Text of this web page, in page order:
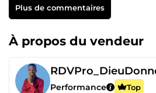
Plus de commentaires
À propos du vendeur
Performance Top